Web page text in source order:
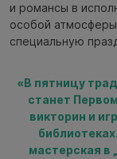
и романсы в
особой
специальную
«В пятницу
станет
викторин и
мастерская в